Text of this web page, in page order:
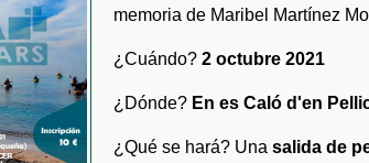
memoria de Maribel Martínez
¿Cuándo?2 octubre 2021
¿Dónde? En es Caló d'en
¿Qué se hará? Una salida de